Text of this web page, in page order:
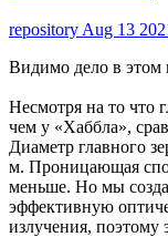
repository Aug 13
Видимо дело в этом
Несмотря на то что
чем у «Хаббла»,
Диаметр главного
м. Проницающая
меньше. Но мы
эффективную
излучения, поэтому